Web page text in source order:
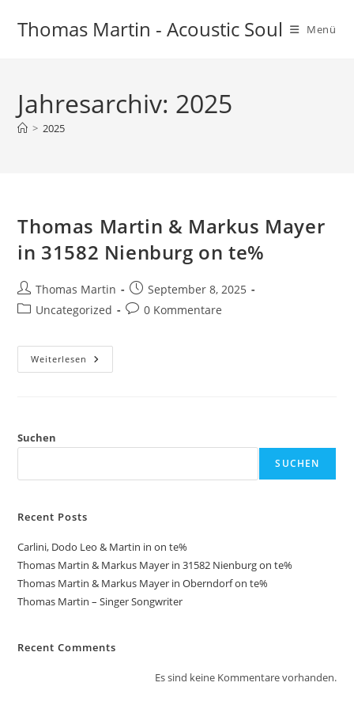
InhaltThomas Martin - Acoustic Soul Menü
Jahresarchiv: 2025
> 2025
Thomas Martin & Markus Mayer
in 31582 Nienburg on te%
Beitrags-
Autor:
Thomas Martin
Beitrag
veröffentlicht:
September 8, 2025
Beitrags-
Uncategorized
Beitrags-
0 Kommentare
Weiterlesen Thomas
Martin
On
Suchen
SUCHEN
Recent Posts
Carlini, Dodo Leo & Martin in on te%
Thomas Martin & Markus Mayer in 31582 Nienburg on te%
Thomas Martin & Markus Mayer in Oberndorf on te%
Thomas Martin – Singer Songwriter
Recent Comments
Es sind keine Kommentare vorhanden.